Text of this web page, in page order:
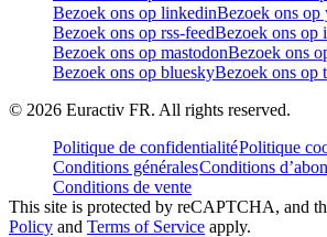
Bezoek ons op linkedinBezoek ons op
Bezoek ons op rss-feedBezoek ons op
Bezoek ons op mastodonBezoek ons
Bezoek ons op blueskyBezoek ons op
© 2026 Euractiv FR. All rights reserved.
Politique de confidentialitéPolitique
Conditions généralesConditions
Conditions de vente
This site is protected by reCAPTCHA, and
Policy and Terms of Service apply.